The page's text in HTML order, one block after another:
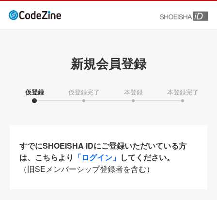
新規会員登録
仮登録 仮登録完了 本登録 本登録完了
すでにSHOEISHA iDにご登録いただいている方
は、こちらより 「ログイン」 してください。
（旧SEメンバーシップ登録者を含む）